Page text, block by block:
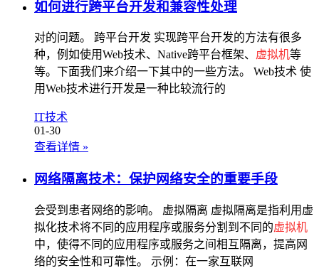
如何进行跨平台开发和兼容性处理
对的问题。 跨平台开发 实现跨平台开发的方法有很多
种，例如使用Web技术、Native跨平台框架、 虚拟机等
等。下面我们来介绍一下其中的一些方法。 Web技术 使
用Web技术进行开发是一种比较流行的
IT技术
01-30
查看详情 »
网络隔离技术：保护网络安全的重要手段
会受到患者网络的影响。 虚拟隔离 虚拟隔离是指利用虚
拟化技术将不同的应用程序或服务分割到不同的虚拟机
中，使得不同的应用程序或服务之间相互隔离，提高网
络的安全性和可靠性。 示例：在一家互联网